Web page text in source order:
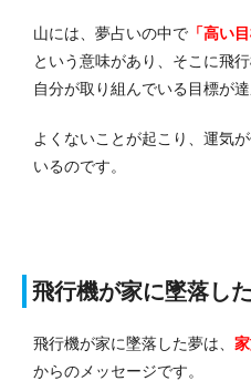
山には、夢占いの中で 「高い
という意味があり、そこに飛
自分が取り組んでいる目標が
よくないことが起こり、運気
いるのです。
飛行機が家に墜落し
飛行機が家に墜落した夢は、
からのメッセージです。